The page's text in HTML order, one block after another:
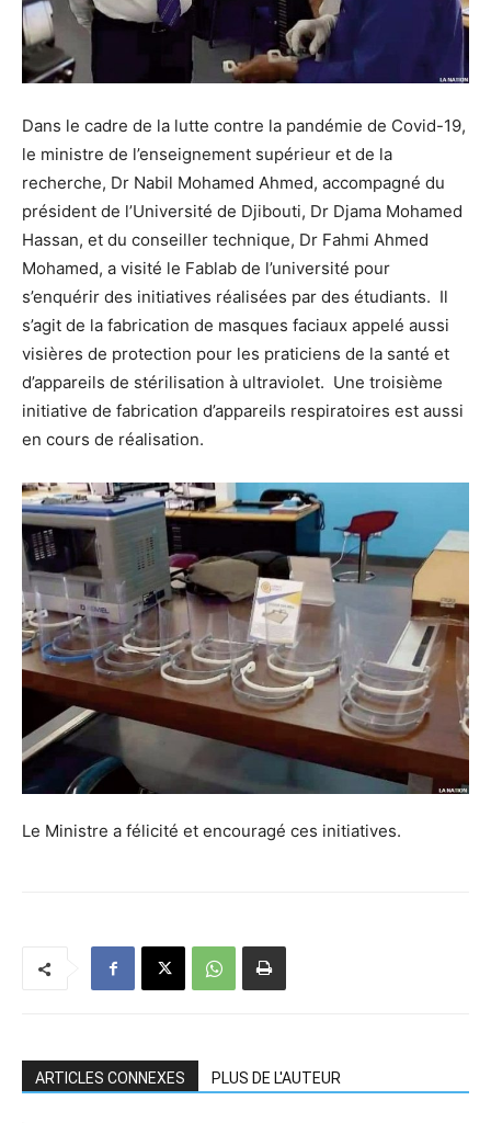
Dans le cadre de la lutte contre la pandémie de Covid-19,
le ministre de l’enseignement supérieur et de la
recherche, Dr Nabil Mohamed Ahmed, accompagné du
président de l’Université de Djibouti, Dr Djama Mohamed
Hassan, et du conseiller technique, Dr Fahmi Ahmed
Mohamed, a visité le Fablab de l’université pour
s’enquérir des initiatives réalisées par des étudiants. Il
s’agit de la fabrication de masques faciaux appelé aussi
visières de protection pour les praticiens de la santé et
d’appareils de stérilisation à ultraviolet. Une troisième
initiative de fabrication d’appareils respiratoires est aussi
en cours de réalisation.
Le Ministre a félicité et encouragé ces initiatives.
ARTICLES CONNEXES PLUS DE L'AUTEUR